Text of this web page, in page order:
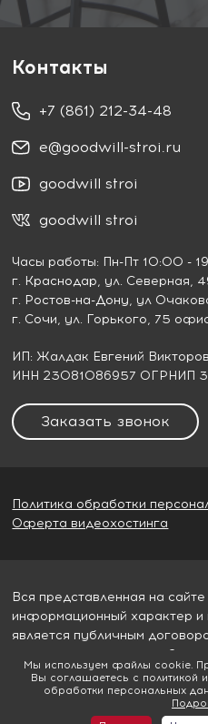
Контакты
+7 (861) 212-34-48
e@goodwill-stroi.ru
goodwill stroi
goodwill stroi
Часы работы: Пн-Пт 10:00 -
г. Краснодар, ул. Северная,
г. Ростов-на-Дону, ул
г. Сочи, ул. Горького, 75
ИП: Жалдак Евгений
ИНН 23081086957 ОГРНИП
Заказать звонок
Политика обработки
Оферта видеохостинга
Вся представленная на
информационный характер и
является публичным
определяемым пунктом 2
© 2026Гудвилл строй
Мы используем файлы cookie.
Вы соглашаетесь с политикой
обработки персональных